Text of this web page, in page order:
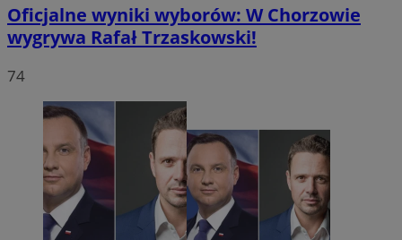
Oficjalne wyniki wyborów: W Chorzowie
wygrywa Rafał Trzaskowski!
74